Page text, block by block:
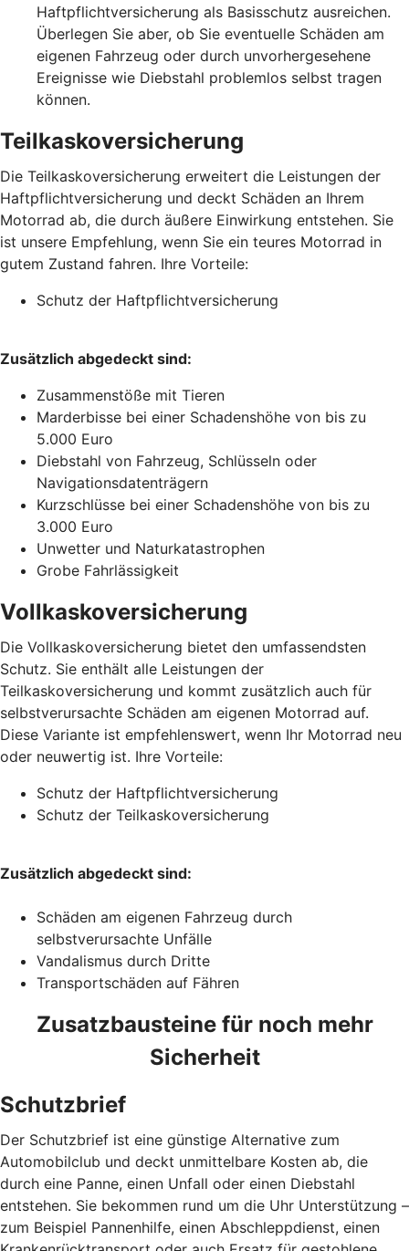
Haftpflichtversicherung als Basisschutz ausreichen.
Überlegen Sie aber, ob Sie eventuelle Schäden am
eigenen Fahrzeug oder durch unvorhergesehene
Ereignisse wie Diebstahl problemlos selbst tragen
können.
Teilkaskoversicherung
Die Teilkaskoversicherung erweitert die Leistungen der
Haftpflichtversicherung und deckt Schäden an Ihrem
Motorrad ab, die durch äußere Einwirkung entstehen. Sie
ist unsere Empfehlung, wenn Sie ein teures Motorrad in
gutem Zustand fahren. Ihre Vorteile:
Schutz der Haftpflichtversicherung
Zusätzlich abgedeckt sind:
Zusammenstöße mit Tieren
Marderbisse bei einer Schadenshöhe von bis zu
5.000 Euro
Diebstahl von Fahrzeug, Schlüsseln oder
Navigationsdatenträgern
Kurzschlüsse bei einer Schadenshöhe von bis zu
3.000 Euro
Unwetter und Naturkatastrophen
Grobe Fahrlässigkeit
Vollkaskoversicherung
Die Vollkaskoversicherung bietet den umfassendsten
Schutz. Sie enthält alle Leistungen der
Teilkaskoversicherung und kommt zusätzlich auch für
selbstverursachte Schäden am eigenen Motorrad auf.
Diese Variante ist empfehlenswert, wenn Ihr Motorrad neu
oder neuwertig ist. Ihre Vorteile:
Schutz der Haftpflichtversicherung
Schutz der Teilkaskoversicherung
Zusätzlich abgedeckt sind:
Schäden am eigenen Fahrzeug durch
selbstverursachte Unfälle
Vandalismus durch Dritte
Transportschäden auf Fähren
Zusatzbausteine für noch mehr
Sicherheit
Schutzbrief
Der Schutzbrief ist eine günstige Alternative zum
Automobilclub und deckt unmittelbare Kosten ab, die
durch eine Panne, einen Unfall oder einen Diebstahl
entstehen. Sie bekommen rund um die Uhr Unterstützung –
zum Beispiel Pannenhilfe, einen Abschleppdienst, einen